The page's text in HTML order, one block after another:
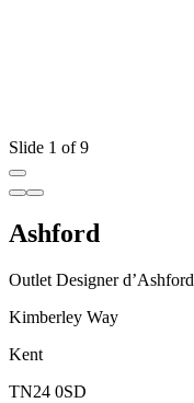
Slide 1 of 9
Ashford
Outlet Designer d’Ashford
Kimberley Way
Kent
TN24 0SD